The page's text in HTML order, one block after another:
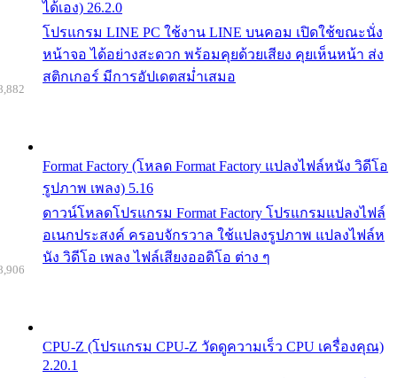
ได้เอง) 26.2.0
โปรแกรม LINE PC ใช้งาน LINE บนคอม เปิดใช้ขณะนั่ง
หน้าจอ ได้อย่างสะดวก พร้อมคุยด้วยเสียง คุยเห็นหน้า ส่ง
สติกเกอร์ มีการอัปเดตสม่ำเสมอ
Format Factory (โหลด Format Factory แปลงไฟล์หนัง วิดีโอ
รูปภาพ เพลง) 5.16
ดาวน์โหลดโปรแกรม Format Factory โปรแกรมแปลงไฟล์
อเนกประสงค์ ครอบจักรวาล ใช้แปลงรูปภาพ แปลงไฟล์ห
นัง วิดีโอ เพลง ไฟล์เสียงออดิโอ ต่าง ๆ
CPU-Z (โปรแกรม CPU-Z วัดดูความเร็ว CPU เครื่องคุณ)
2.20.1